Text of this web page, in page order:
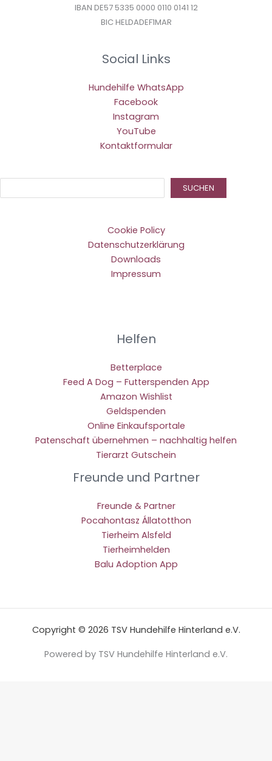
IBAN DE57 5335 0000 0110 0141 12
BIC HELDADEF1MAR
Social Links
Hundehilfe WhatsApp
Facebook
Instagram
YouTube
Kontaktformular
SUCHEN
Cookie Policy
Datenschutzerklärung
Downloads
Impressum
Helfen
Betterplace
Feed A Dog – Futterspenden App
Amazon Wishlist
Geldspenden
Online Einkaufsportale
Patenschaft übernehmen – nachhaltig helfen
Tierarzt Gutschein
Freunde und Partner
Freunde & Partner
Pocahontasz Állatotthon
Tierheim Alsfeld
Tierheimhelden
Balu Adoption App
Copyright © 2026 TSV Hundehilfe Hinterland e.V.
Powered by TSV Hundehilfe Hinterland e.V.